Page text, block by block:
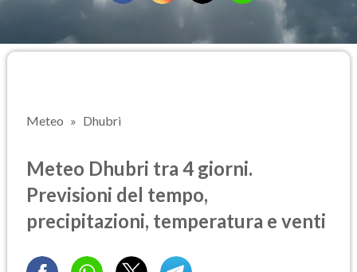
Meteo Dhubri
Meteo Dhubri tra 4 giorni.
Previsioni del tempo,
precipitazioni, temperatura e venti